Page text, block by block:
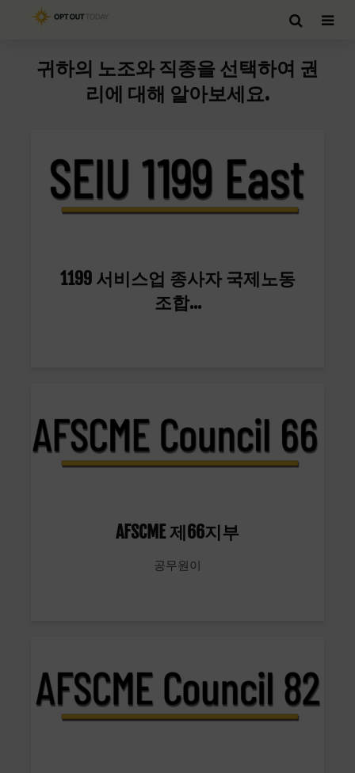
귀하의 노조와 직종을 선택하여 권
리에 대해 알아보세요.
1199 서비스업 종사자 국제노동
조합...
AFSCME 제66지부
공무원이